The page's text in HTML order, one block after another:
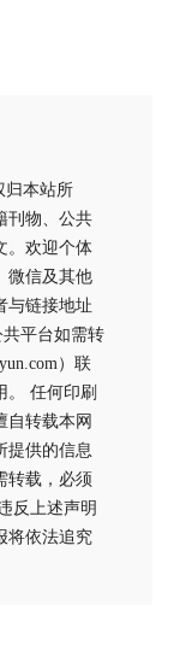
归本站所
刊物、公共
。欢迎个体
微信及其他
与链接地址
平台如需转
）联
。 任何印刷
自转载本网
提供的信息
转载，必须
反上述声明
将依法追究